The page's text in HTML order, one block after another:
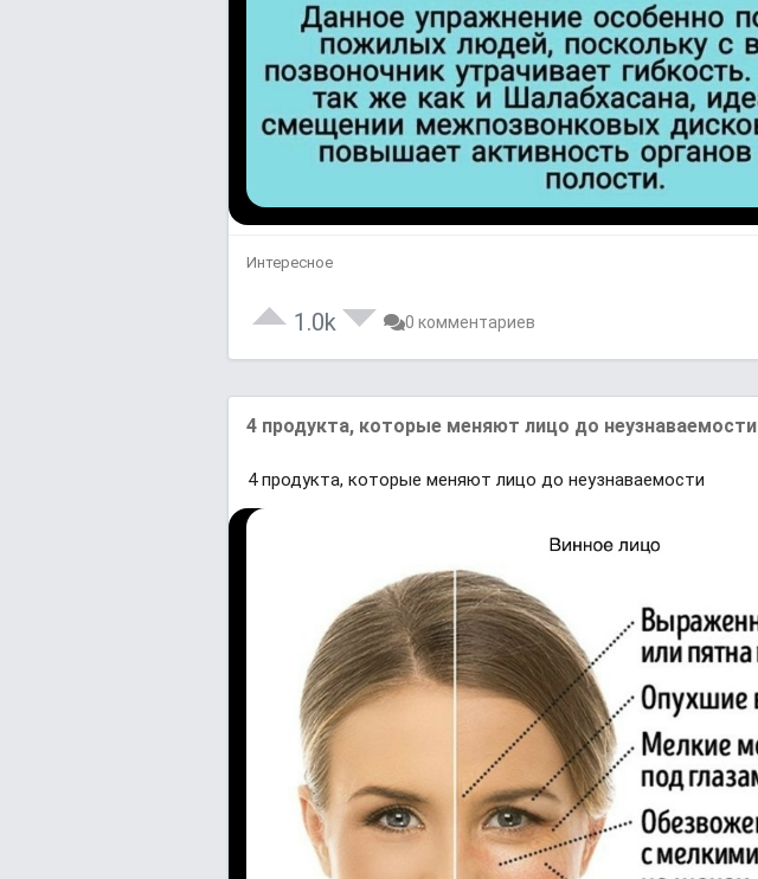
Интересное
1.0k 0 комментариев
4 продукта, которые меняют лицо до неузнаваемости
4 продукта, которые меняют лицо до неузнаваемости